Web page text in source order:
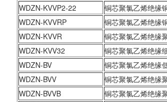
WDZN-KVVP2-22
铜芯聚氯乙烯绝缘
WDZN-KVVRP
铜芯聚氯乙烯绝缘
WDZN-KVVR
铜芯聚氯乙烯绝缘
WDZN-KVV32
铜芯聚氯乙烯绝缘
WDZN-BV
铜芯聚氯乙烯绝缘
WDZN-BVV
铜芯聚氯乙烯绝缘
WDZN-BVVB
铜芯聚氯乙烯绝缘